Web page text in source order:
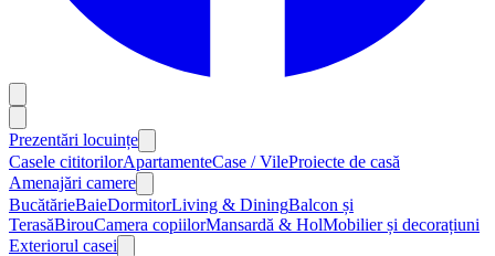
Prezentări locuințe
Casele cititorilorApartamenteCase / VileProiecte de casă
Amenajări camere
BucătărieBaieDormitorLiving & DiningBalcon și
TerasăBirouCamera copiilorMansardă & HolMobilier și decorațiuni
Exteriorul casei